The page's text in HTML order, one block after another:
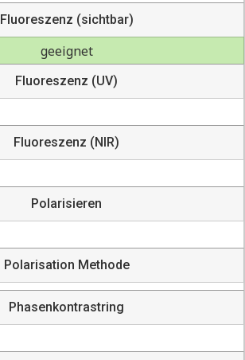
Fluoreszenz (sichtbar)
geeignet
Fluoreszenz (UV)
Fluoreszenz (NIR)
Polarisieren
Polarisation Methode
Phasenkontrastring